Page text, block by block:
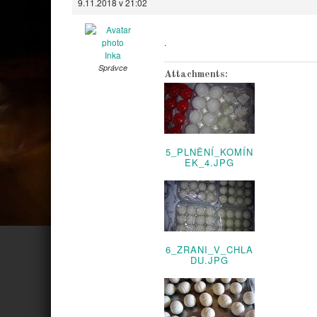
9.11.2018 v 21:02
Inka
Správce
.
Attachments:
5_PLNĚNÍ_KOMÍN
EK_4.JPG
6_ZRANI_V_CHLA
DU.JPG